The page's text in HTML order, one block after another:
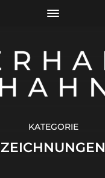
KATEGORIE
ZEICHNUNGEN